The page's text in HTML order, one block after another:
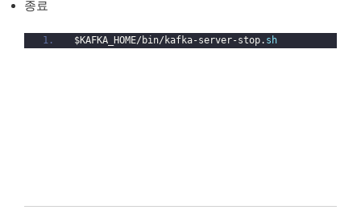
종료
$KAFKA_HOME/bin/kafka-server-stop. sh